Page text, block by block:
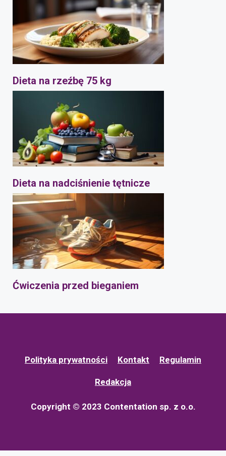
Dieta na rzeźbę 75 kg
Dieta na nadciśnienie tętnicze
Ćwiczenia przed bieganiem
Polityka prywatności Kontakt Regulamin
Redakcja
Copyright © 2023 Contentation sp. z o.o.